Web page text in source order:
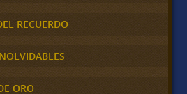
RECUERDO
ORO